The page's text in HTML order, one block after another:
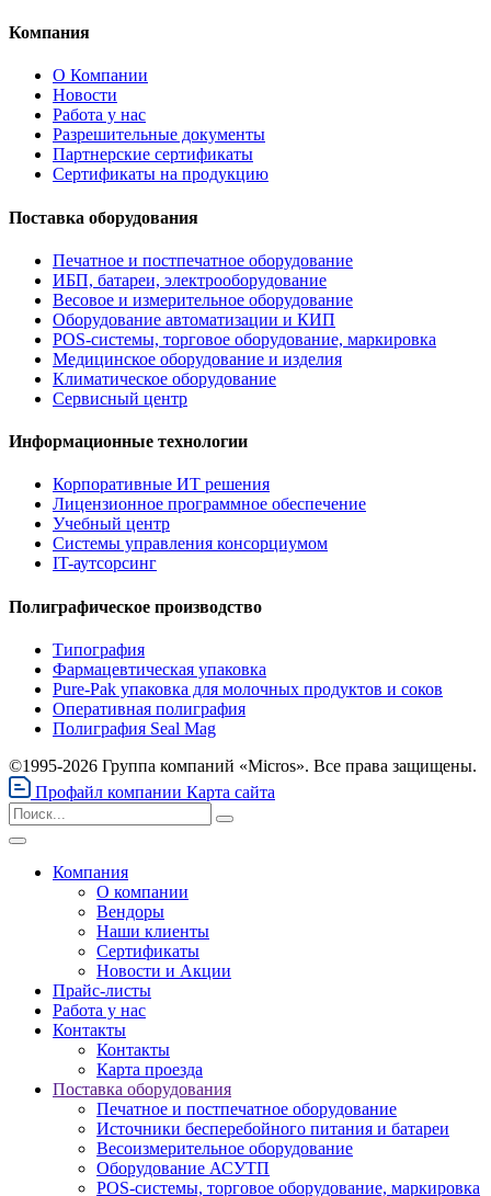
Компания
О Компании
Новости
Работа у нас
Разрешительные документы
Партнерские сертификаты
Сертификаты на продукцию
Поставка оборудования
Печатное и постпечатное оборудование
ИБП, батареи, электрооборудование
Весовое и измерительное оборудование
Оборудование автоматизации и КИП
POS-системы, торговое оборудование, маркировка
Медицинское оборудование и изделия
Климатическое оборудование
Сервисный центр
Информационные технологии
Корпоративные ИТ решения
Лицензионное программное обеспечение
Учебный центр
Системы управления консорциумом
IT-аутсорсинг
Полиграфическое производство
Типография
Фармацевтическая упаковка
Pure-Pak упаковка для молочных продуктов и соков
Оперативная полиграфия
Полиграфия Seal Mag
©1995-2026 Группа компаний «Micros». Все права защищены.
Профайл компании Карта сайта
Компания
О компании
Вендоры
Наши клиенты
Сертификаты
Новости и Акции
Прайс-листы
Работа у нас
Контакты
Контакты
Карта проезда
Поставка оборудования
Печатное и постпечатное оборудование
Источники бесперебойного питания и батареи
Весоизмерительное оборудование
Оборудование АСУТП
POS-системы, торговое оборудование, маркировка